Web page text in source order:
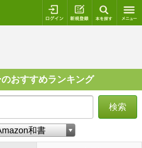
ログイン 新規登録
おすすめランキング
検索